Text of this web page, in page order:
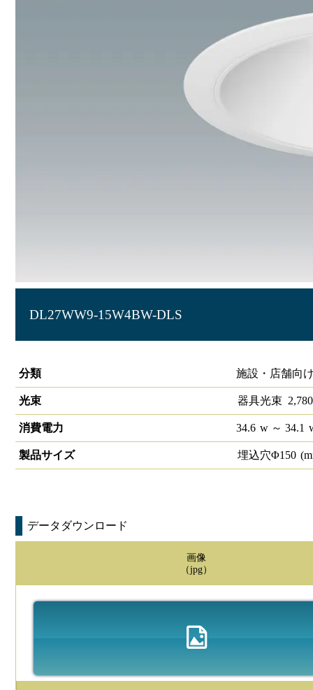
DL27WW9-15W4BW-DLS
分類
施設・店舗向
光束 器具光束 2,780
消費電力 34.6 w～ 34.1
製品サイズ 埋込穴Φ150
データダウンロード
画像
（jpg）